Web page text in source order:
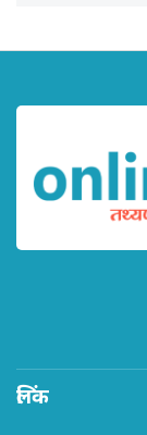
लिंक